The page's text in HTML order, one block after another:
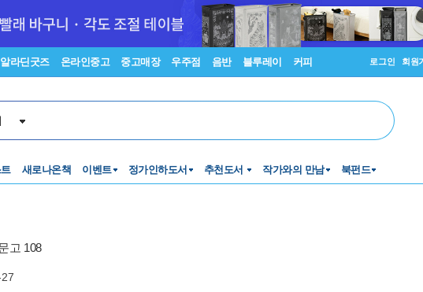
알라딘굿즈 온라인중고 중고매장 우주점 음반 블루레이 커피 로그인 회원
새로나온책 이벤트 정가인하도서 추천도서 작가와의 만남 북펀드
고 108